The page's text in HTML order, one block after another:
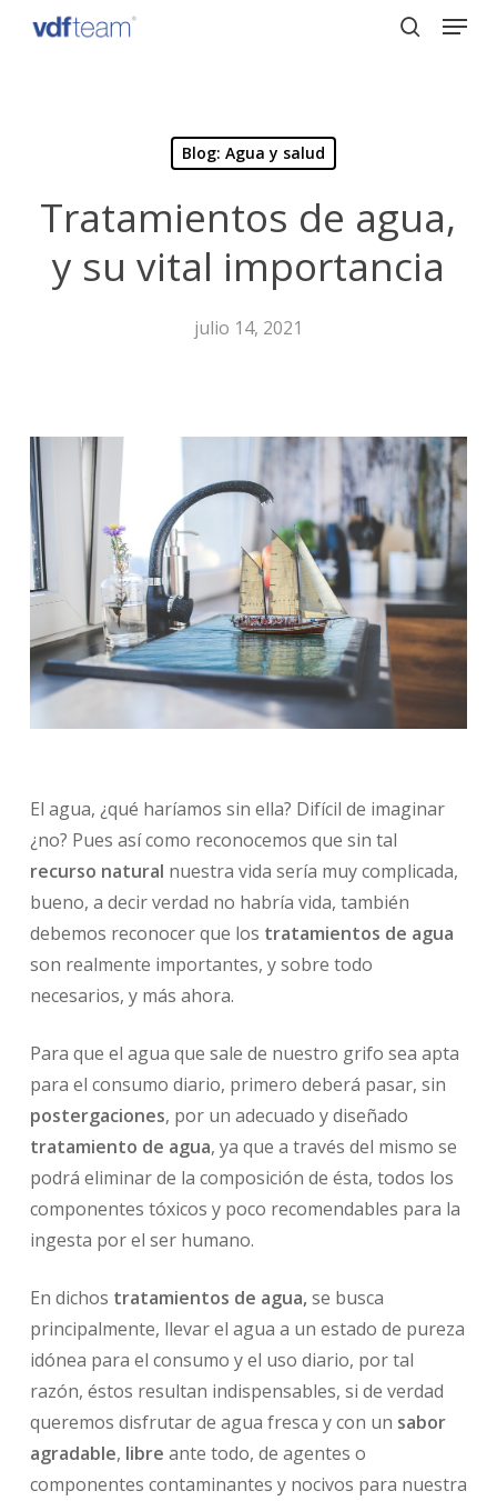
Menu
Blog: Agua y salud
Tratamientos de agua,
y su vital importancia
julio 14, 2021
El agua, ¿qué haríamos sin ella? Difícil de imaginar
¿no? Pues así como reconocemos que sin tal
recurso natural nuestra vida sería muy complicada,
bueno, a decir verdad no habría vida, también
debemos reconocer que los tratamientos de agua
son realmente importantes, y sobre todo
necesarios, y más ahora.
Para que el agua que sale de nuestro grifo sea apta
para el consumo diario, primero deberá pasar, sin
postergaciones, por un adecuado y diseñado
tratamiento de agua, ya que a través del mismo se
podrá eliminar de la composición de ésta, todos los
componentes tóxicos y poco recomendables para la
ingesta por el ser humano.
En dichos tratamientos de agua,se busca
principalmente, llevar el agua a un estado de pureza
idónea para el consumo y el uso diario, por tal
razón, éstos resultan indispensables, si de verdad
queremos disfrutar de agua fresca y con un sabor
agradable, libre ante todo, de agentes o
componentes contaminantes y nocivos para nuestra